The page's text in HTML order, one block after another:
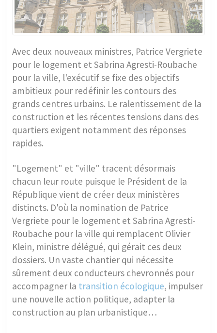
Avec deux nouveaux ministres, Patrice Vergriete
pour le logement et Sabrina Agresti-Roubache
pour la ville, l'exécutif se fixe des objectifs
ambitieux pour redéfinir les contours des
grands centres urbains. Le ralentissement de la
construction et les récentes tensions dans des
quartiers exigent notamment des réponses
rapides.
"Logement" et "ville" tracent désormais
chacun leur route puisque le Président de la
République vient de créer deux ministères
distincts. D'où la nomination de Patrice
Vergriete pour le logement et Sabrina Agresti-
Roubache pour la ville qui remplacent Olivier
Klein, ministre délégué, qui gérait ces deux
dossiers. Un vaste chantier qui nécessite
sûrement deux conducteurs chevronnés pour
accompagner la transition écologique, impulser
une nouvelle action politique, adapter la
construction au plan urbanistique…